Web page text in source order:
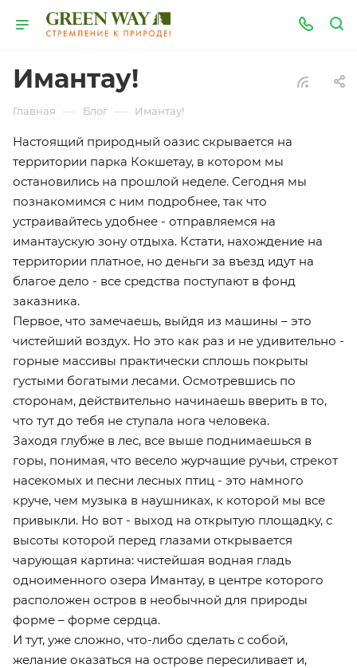
Имантау!
Главная — Блог — Имантау!
Настоящий природный оазис скрывается на
территории парка Кокшетау, в котором мы
остановились на прошлой неделе. Сегодня мы
познакомимся с ним подробнее, так что
устраивайтесь удобнее - отправляемся на
имантаускую зону отдыха. Кстати, нахождение на
территории платное, но деньги за въезд идут на
благое дело - все средства поступают в фонд
заказника.
Первое, что замечаешь, выйдя из машины – это
чистейший воздух. Но это как раз и не удивительно -
горные массивы практически сплошь покрыты
густыми богатыми лесами. Осмотревшись по
сторонам, действительно начинаешь вверить в то,
что тут до тебя не ступала нога человека.
Заходя глубже в лес, все выше поднимаешься в
горы, понимая, что весело журчащие ручьи, стрекот
насекомых и песни лесных птиц - это намного
круче, чем музыка в наушниках, к которой мы все
привыкли. Но вот - выход на открытую площадку, с
высоты которой перед глазами открывается
чарующая картина: чистейшая водная гладь
одноименного озера Имантау, в центре которого
расположен остров в необычной для природы
форме – форме сердца.
И тут, уже сложно, что-либо сделать с собой,
желание оказаться на острове пересиливает и,